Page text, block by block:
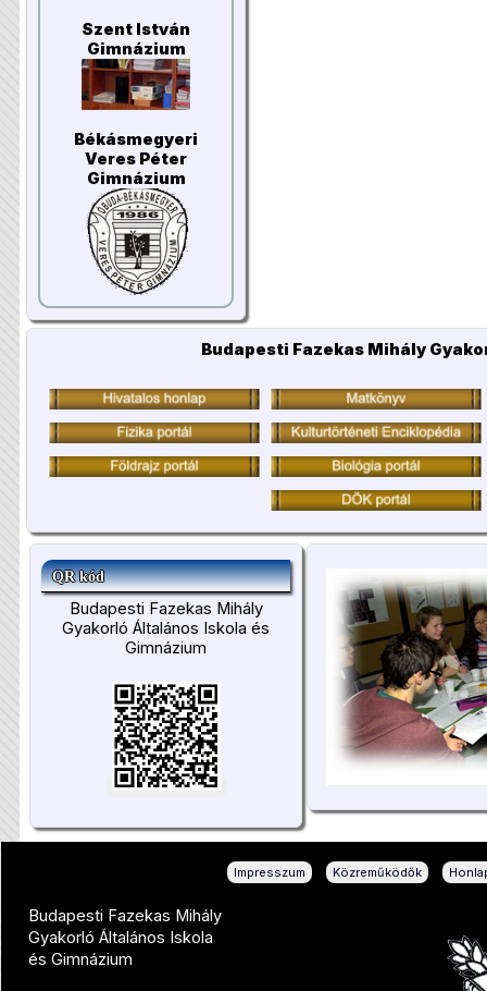
Szent István
Gimnázium
Békásmegyeri
Veres Péter
Gimnázium
Budapesti Fazekas Mihály
QR kód
Budapesti Fazekas Mihály
Gyakorló Általános Iskola és
Gimnázium
Impresszum Közreműködők
Budapesti Fazekas Mihály
Gyakorló Általános Iskola
és Gimnázium